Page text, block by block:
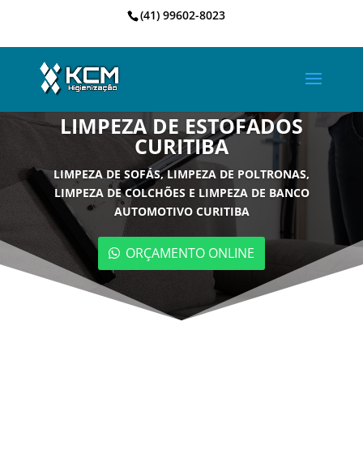
(41) 99602-8023
LIMPEZA DE ESTOFADOS
CURITIBA
LIMPEZA DE SOFÁS, LIMPEZA DE POLTRONAS,
LIMPEZA DE COLCHÕES E LIMPEZA DE BANCO
AUTOMOTIVO CURITIBA
ORÇAMENTO ONLINE